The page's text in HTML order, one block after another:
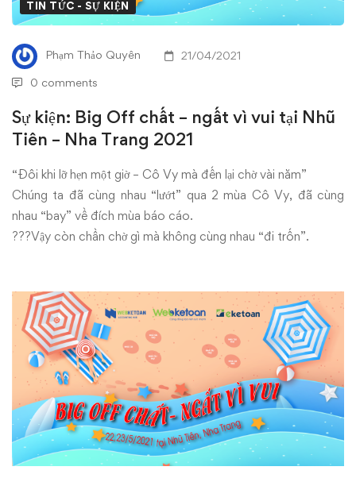
chất
–
ngất
vì
vui
tại
Nhũ
Tiên
–
Nha
Trang
2021
TIN TỨC - SỰ KIỆN
Phạm Thảo Quyên 21/04/2021
0 comments
Sự kiện: Big Off chất – ngất vì vui tại Nhũ
Tiên – Nha Trang 2021
“Đôi khi lỡ hẹn một giờ – Cô Vy mà đến lại chờ vài năm”
Chúng ta đã cùng nhau “lướt” qua 2 mùa Cô Vy, đã cùng
nhau “bay” về đích mùa báo cáo.
???Vậy còn chần chờ gì mà không cùng nhau “đi trốn”.